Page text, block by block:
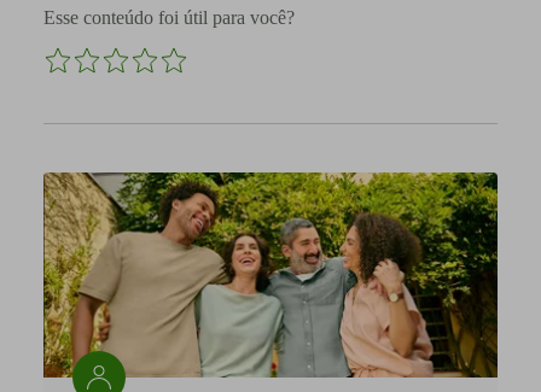
Esse conteúdo foi útil para você?